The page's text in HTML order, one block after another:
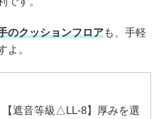
のクッションフロアも、手軽
よ。
【遮音等級△LL-8】厚みを選